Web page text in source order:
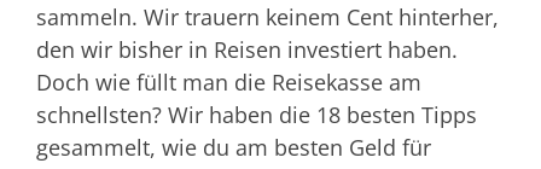
sammeln. Wir trauern keinem Cent hinterher,
den wir bisher in Reisen investiert haben.
Doch wie füllt man die Reisekasse am
schnellsten? Wir haben die 18 besten Tipps
gesammelt, wie du am besten Geld für